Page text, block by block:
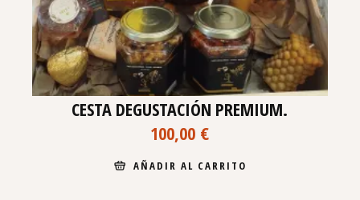
CESTA DEGUSTACIÓN PREMIUM.
100,00 €
AÑADIR AL CARRITO